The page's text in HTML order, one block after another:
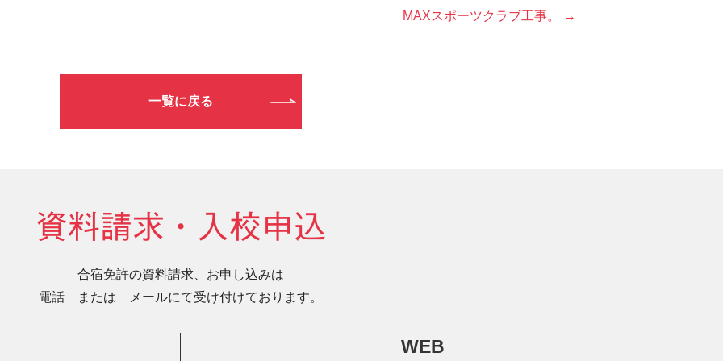
MAXスポーツクラブ工事。 →
一覧に戻る
資料請求・入校申込
合宿免許の資料請求、お申し込みは
電話 または メールにて受け付けております。
WEB